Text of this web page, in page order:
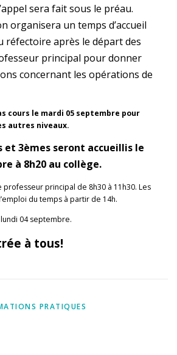
sera fait sous le préau.
organisera un temps d’accueil
réfectoire après le départ des
principal pour donner
concernant les opérations de
cours le mardi 05 septembre pour
autres niveaux.
et 3èmes seront accueillis le
à 8h20 au collège.
professeur principal de 8h30 à 11h30. Les
du temps à partir de 14h.
04 septembre.
à tous!
PRATIQUES